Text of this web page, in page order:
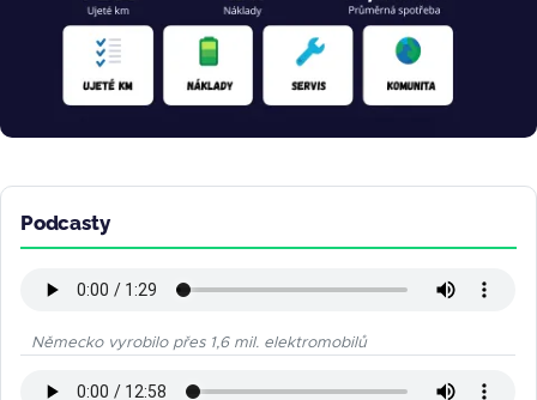
Podcasty
Německo vyrobilo přes 1,6 mil. elektromobilů